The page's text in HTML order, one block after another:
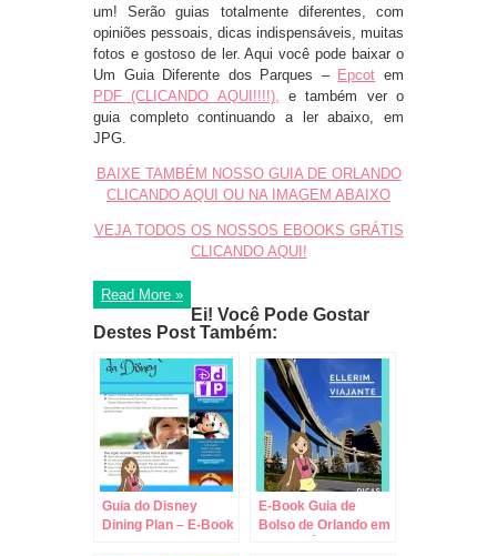
um! Serão guias totalmente diferentes, com
opiniões pessoais, dicas indispensáveis, muitas
fotos e gostoso de ler. Aqui você pode baixar o
Um Guia Diferente dos Parques – Epcot em
PDF (CLICANDO AQUI!!!!),
e também ver o
guia completo continuando a ler abaixo, em
JPG.
BAIXE TAMBÉM NOSSO GUIA DE ORLANDO
CLICANDO AQUI OU NA IMAGEM ABAIXO
VEJA TODOS OS NOSSOS EBOOKS GRÁTIS
CLICANDO AQUI!
Read More »
Ei! Você Pode Gostar
Destes Post Também:
Guia do Disney
Dining Plan – E-Book
E-Book Guia de
Bolso de Orlando em